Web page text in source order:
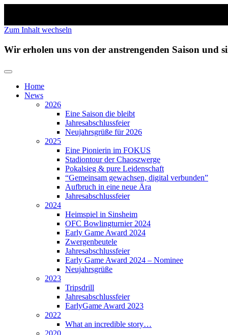
Zum Inhalt wechseln
Wir erholen uns von der anstrengenden Saison und
Home
News
2026
Eine Saison die bleibt
Jahresabschlussfeier
Neujahrsgrüße für 2026
2025
Eine Pionierin im FOKUS
Stadiontour der Chaoszwerge
Pokalsieg & pure Leidenschaft
“Gemeinsam gewachsen, digital verbunden”
Aufbruch in eine neue Ära
Jahresabschlussfeier
2024
Heimspiel in Sinsheim
OFC Bowlingturnier 2024
Early Game Award 2024
Zwergenbeutele
Jahresabschlussfeier
Early Game Award 2024 – Nominee
Neujahrsgrüße
2023
Tripsdrill
Jahresabschlussfeier
EarlyGame Award 2023
2022
What an incredible story…